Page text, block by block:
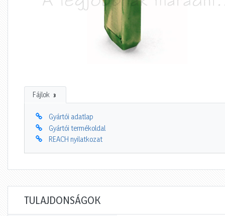
Fájlok 3
Gyártói adatlap
Gyártói termékoldal
REACH nyilatkozat
TULAJDONSÁGOK